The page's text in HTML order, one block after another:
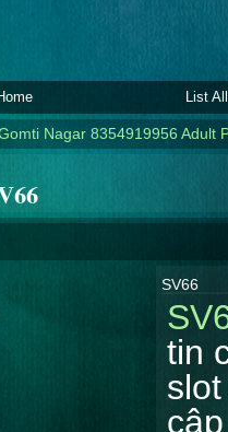
List
Nagar 8354919956 Adult
SV66
tin